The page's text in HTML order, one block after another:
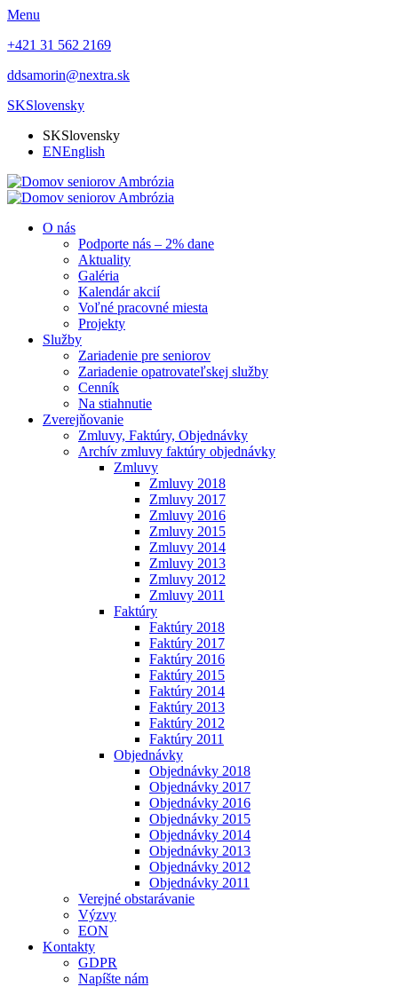
Menu
+421 31 562 2169
ddsamorin@nextra.sk
SKSlovensky
SKSlovensky
ENEnglish
O nás
Podporte nás – 2% dane
Aktuality
Galéria
Kalendár akcií
Voľné pracovné miesta
Projekty
Služby
Zariadenie pre seniorov
Zariadenie opatrovateľskej služby
Cenník
Na stiahnutie
Zverejňovanie
Zmluvy, Faktúry, Objednávky
Archív zmluvy faktúry objednávky
Zmluvy
Zmluvy 2018
Zmluvy 2017
Zmluvy 2016
Zmluvy 2015
Zmluvy 2014
Zmluvy 2013
Zmluvy 2012
Zmluvy 2011
Faktúry
Faktúry 2018
Faktúry 2017
Faktúry 2016
Faktúry 2015
Faktúry 2014
Faktúry 2013
Faktúry 2012
Faktúry 2011
Objednávky
Objednávky 2018
Objednávky 2017
Objednávky 2016
Objednávky 2015
Objednávky 2014
Objednávky 2013
Objednávky 2012
Objednávky 2011
Verejné obstarávanie
Výzvy
EON
Kontakty
GDPR
Napíšte nám